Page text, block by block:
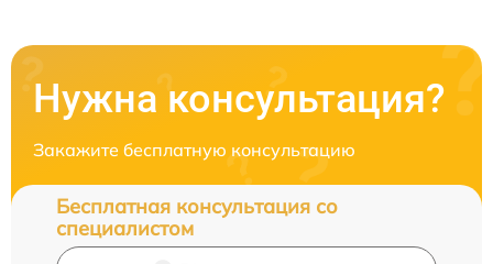
Нужна консультация?
Закажите бесплатную консультацию
Бесплатная консультация со
специалистом